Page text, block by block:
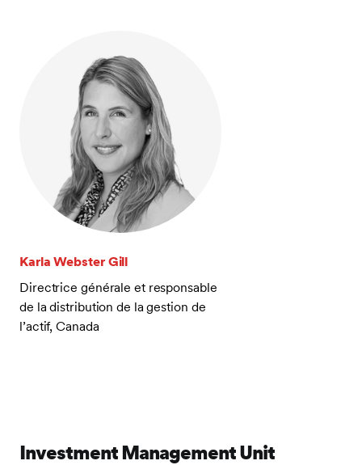
Karla Webster Gill
Directrice générale et responsable
de la distribution de la gestion de
l’actif, Canada
Investment Management Unit